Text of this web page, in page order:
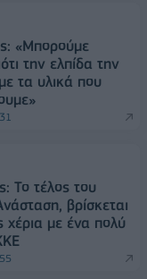
«Μπορούμε
την ελπίδα την
τα υλικά που
Το τέλος του
βρίσκεται
χέρια με ένα πολύ